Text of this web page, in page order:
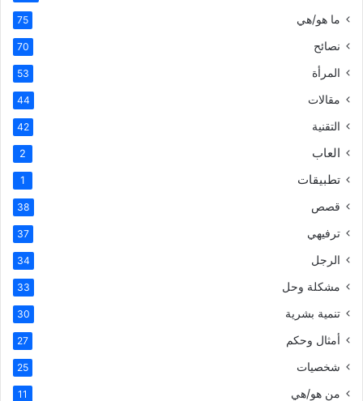
ما هو/هي 75
نصائح 70
المرأة 53
مقالات 44
التقنية 42
العاب 2
تطبيقات 1
قصص 38
ترفيهي 37
الرجل 34
مشكلة وحل 33
تنمية بشرية 30
أمثال وحكم 27
شخصيات 25
من هو/هي 11